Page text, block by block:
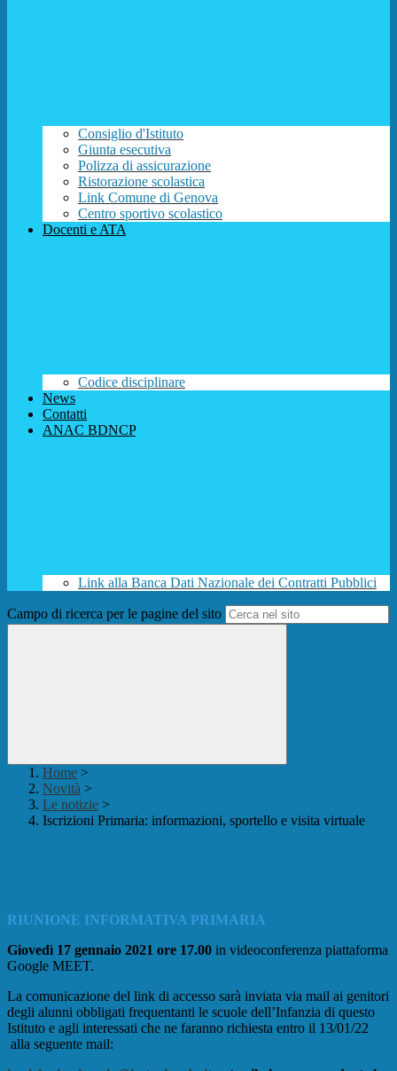
Consiglio d'Istituto
Giunta esecutiva
Polizza di assicurazione
Ristorazione scolastica
Link Comune di Genova
Centro sportivo scolastico
Docenti e ATA
Codice disciplinare
News
Contatti
ANAC BDNCP
Link alla Banca Dati Nazionale dei Contratti Pubblici
Campo di ricerca per le pagine del sito
Home >
Novità >
Le notizie >
Iscrizioni Primaria: informazioni, sportello e visita virtuale
RIUNIONE INFORMATIVA PRIMARIA
Giovedì 17 gennaio 2021 ore 17.00 in videoconferenza piattaforma
Google MEET.
La comunicazione del link di accesso sarà inviata via mail ai genitori
degli alunni obbligati frequentanti le scuole dell’Infanzia di questo
Istituto e agli interessati che ne faranno richiesta entro il 13/01/22
alla seguente mail: